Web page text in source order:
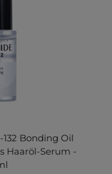
132 Bonding Oil
Haaröl-Serum -